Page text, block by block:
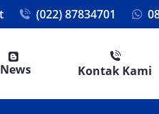
(022) 87834701
News Kontak Kami